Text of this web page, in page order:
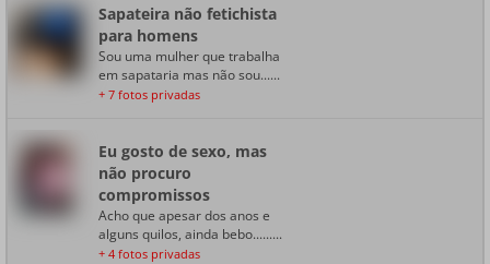
Sapateira não fetichista
para homens
Sou uma mulher que trabalha
em sapataria mas não sou......
+ 7 fotos privadas
Eu gosto de sexo, mas
não procuro
compromissos
Acho que apesar dos anos e
alguns quilos, ainda bebo.........
+ 4 fotos privadas